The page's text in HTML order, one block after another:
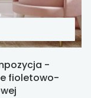
-
fioletowo-